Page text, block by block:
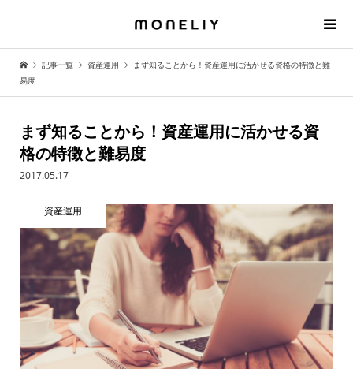
記事一覧 資産運用
まず知ることから！資産運用に活かせる資格の特徴と難
易度
まず知ることから！資産運用に活かせる資
格の特徴と難易度
2017.05.17
資産運用